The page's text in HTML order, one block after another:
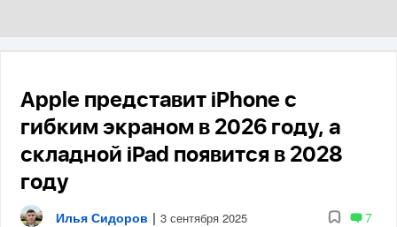
Apple представит iPhone с
гибким экраном в 2026 году, а
складной iPad появится в 2028
году
Илья Сидоров | 3 сентября 2025 7